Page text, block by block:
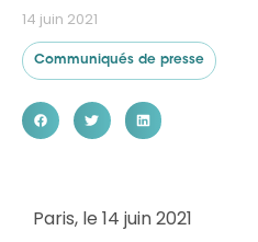
14 juin 2021
Communiqués de presse
Paris, le 14 juin 2021